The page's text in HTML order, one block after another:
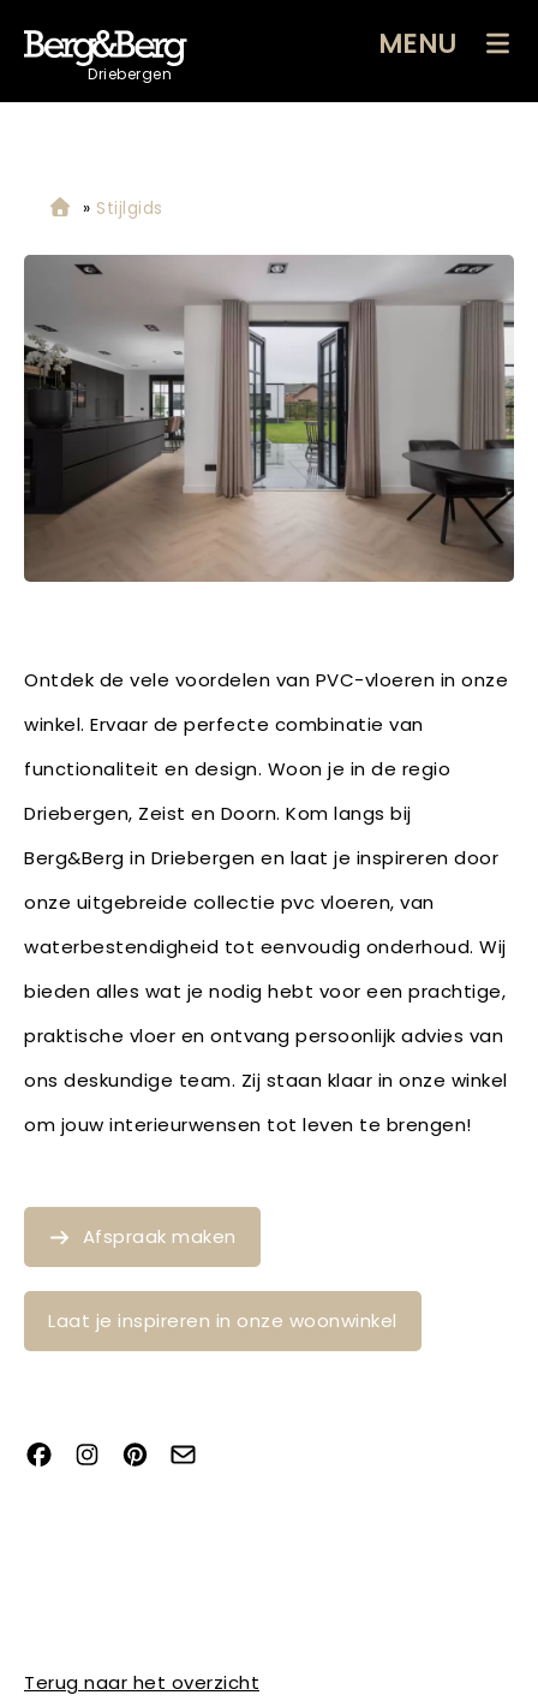
Driebergen
MENU
» Stijlgids
Ontdek de vele voordelen van PVC-vloeren in onze
winkel. Ervaar de perfecte combinatie van
functionaliteit en design. Woon je in de regio
Driebergen, Zeist en Doorn. Kom langs bij
Berg&Berg in Driebergen en laat je inspireren door
onze uitgebreide collectie pvc vloeren, van
waterbestendigheid tot eenvoudig onderhoud. Wij
bieden alles wat je nodig hebt voor een prachtige,
praktische vloer en ontvang persoonlijk advies van
ons deskundige team. Zij staan klaar in onze winkel
om jouw interieurwensen tot leven te brengen!
Afspraak maken
Laat je inspireren in onze woonwinkel
Terug naar het overzicht